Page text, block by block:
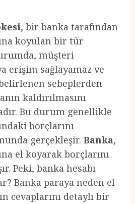
, bir banka tarafından
koyulan bir tür
müşteri
erişim sağlayamaz ve
sebeplerden
kaldırılmasını
Bu durum genellikle
borçlarını
gerçekleşir. Banka,
el koyarak borçlarını
Peki, banka hesabı
Banka paraya neden el
cevaplarını detaylı bir